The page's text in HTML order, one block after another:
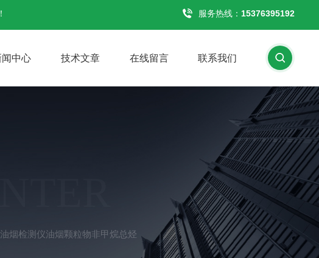
服务热线： 15376395192
闻中心 技术文章 在线留言 联系我们
烟检测仪油烟颗粒物非甲烷总烃